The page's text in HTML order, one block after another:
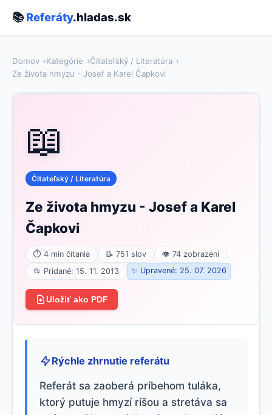
📚Referáty.hladas.sk
Domov Kategórie
Čitateľský / Literatúra
Ze života hmyzu - Josef a Karel Čapkovi
📖
Čitateľský / Literatúra
Ze života hmyzu - Josef a Karel
Čapkovi
⏱ 4 min čítania 📝 751 slov
👁 74 zobrazení
📂 Pridané: 15. 11. 2013
✨ Upravené: 25. 07. 2026
Uložiť ako PDF
Rýchle zhrnutie referátu
Referát sa zaoberá príbehom tuláka,
ktorý putuje hmyzí ríšou a stretáva sa